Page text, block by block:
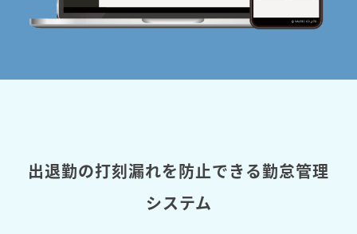
出退勤の打刻漏れを防止できる勤怠管理
システム